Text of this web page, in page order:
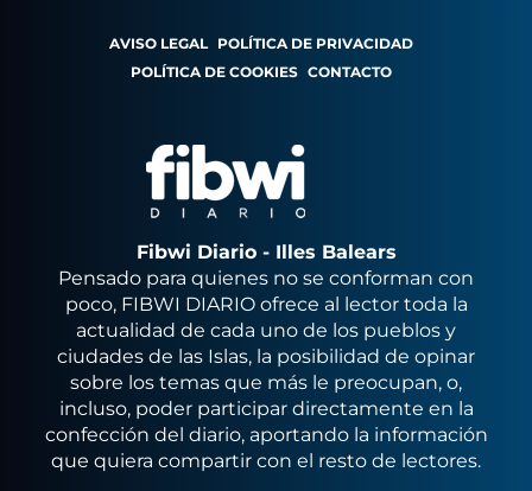
AVISO LEGAL POLÍTICA DE PRIVACIDAD
POLÍTICA DE COOKIES CONTACTO
Fibwi Diario - Illes Balears
Pensado para quienes no se conforman con
poco, FIBWI DIARIO ofrece al lector toda la
actualidad de cada uno de los pueblos y
ciudades de las Islas, la posibilidad de opinar
sobre los temas que más le preocupan, o,
incluso, poder participar directamente en la
confección del diario, aportando la información
que quiera compartir con el resto de lectores.